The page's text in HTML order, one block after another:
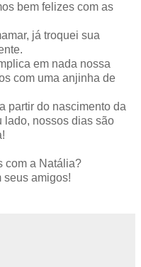
bem felizes com as
já troquei sua
em nada nossa
com uma anjinha de
partir do nascimento da
lado, nossos dias são
com a Natália?
seus amigos!